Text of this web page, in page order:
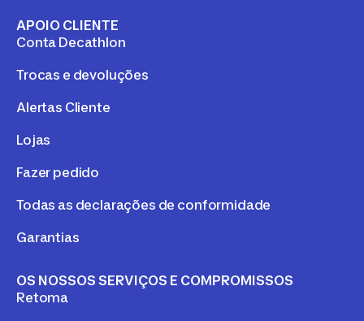
APOIO CLIENTE
Conta Decathlon
Trocas e devoluções
Alertas Cliente
Lojas
Fazer pedido
Todas as declarações de conformidade
Garantias
OS NOSSOS SERVIÇOS E COMPROMISSOS
Retoma